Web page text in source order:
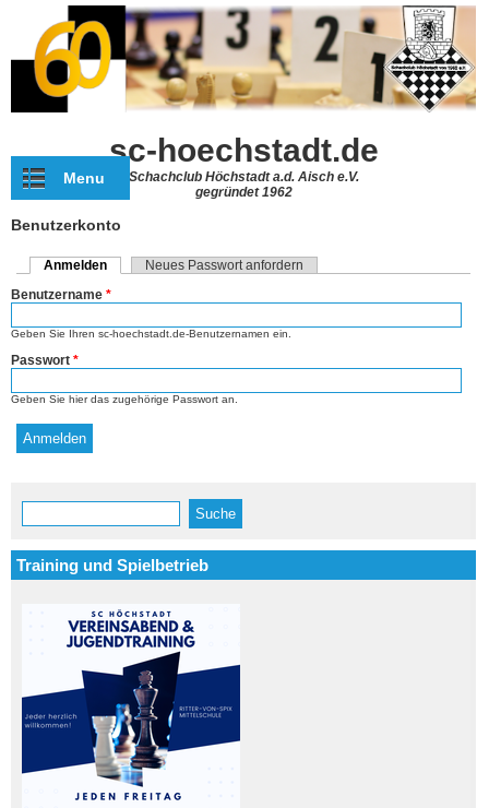
Direkt zum Inhalt
sc-hoechstadt.de
Schachclub Höchstadt a.d. Aisch e.V.
gegründet 1962
Menu
Benutzerkonto
Haupt-Reiter
Anmelden (aktiver Reiter)
Neues Passwort anfordern
Benutzername *
Geben Sie Ihren sc-hoechstadt.de-Benutzernamen ein.
Passwort *
Geben Sie hier das zugehörige Passwort an.
Suchformular
Suche
Training und Spielbetrieb